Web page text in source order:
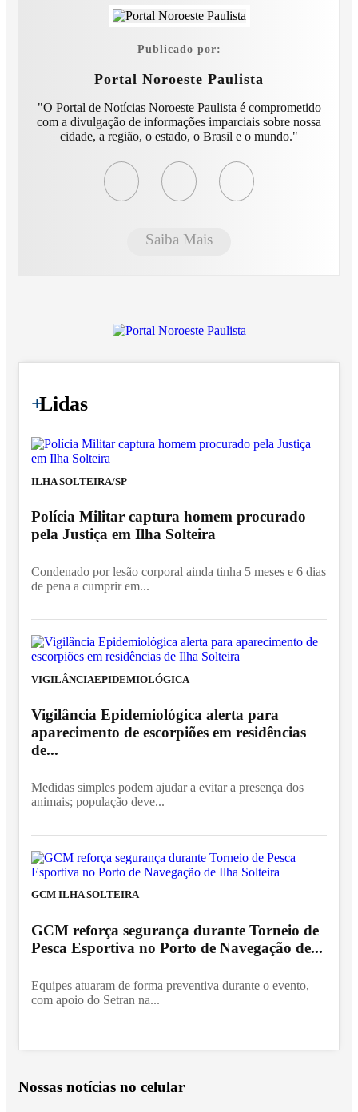
Publicado por:
Portal Noroeste Paulista
"O Portal de Notícias Noroeste Paulista é comprometido
com a divulgação de informações imparciais sobre nossa
cidade, a região, o estado, o Brasil e o mundo."
Saiba Mais
+
Lidas
ILHA SOLTEIRA/SP
Polícia Militar captura homem procurado
pela Justiça em Ilha Solteira
Condenado por lesão corporal ainda tinha 5 meses e 6 dias
de pena a cumprir em...
VIGILÂNCIAEPIDEMIOLÓGICA
Vigilância Epidemiológica alerta para
aparecimento de escorpiões em residências
de...
Medidas simples podem ajudar a evitar a presença dos
animais; população deve...
GCM ILHA SOLTEIRA
GCM reforça segurança durante Torneio de
Pesca Esportiva no Porto de Navegação de...
Equipes atuaram de forma preventiva durante o evento,
com apoio do Setran na...
Nossas notícias no celular